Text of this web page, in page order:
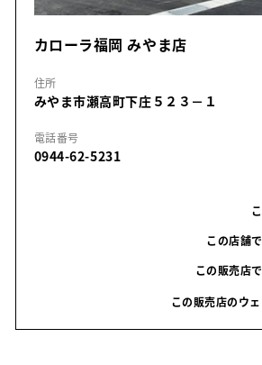
カローラ福岡 みやま店
住所
みやま市瀬高町下庄５２３－１
電話番号
0944-62-5231
この店舗
この販売店
この販売店のウ